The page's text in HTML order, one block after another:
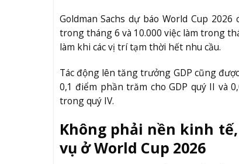
Goldman Sachs dự báo World Cup
trong tháng 6 và 10.000 việc làm trong
làm khi các vị trí tạm thời hết nhu cầu.
Tác động lên tăng trưởng GDP cũng
0,1 điểm phần trăm cho GDP quý II và
trong quý IV.
Không phải nền kinh
vụ ở World Cup 2026